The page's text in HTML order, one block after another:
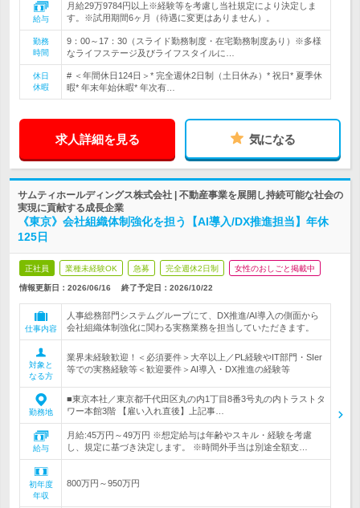
給与
月給29万9784円以上※経験等を考慮し当社規定により決定しま
す。※試用期間6ヶ月（待遇に変更はありません）。
勤務
時間
9：00～17：30（スライド勤務制度・在宅勤務制度あり）※多様
なライフステージ及びライフスタイルに…
休日
休暇
# ＜年間休日124日＞* 完全週休2日制（土日休み）* 祝日* 夏季休
暇* 年末年始休暇* 年次有…
求人詳細を見る 気になる
サムティホールディングス株式会社 | 不動産事業を展開し持続可能な社会の
実現に貢献する成長企業
《東京》会社組織体制強化を担う【AI導入/DX推進担当】年休
125日
正社員 業種未経験OK 急募 完全週休2日制 女性のおしごと掲載中
情報更新日：2026/06/16 終了予定日： 2026/10/22
仕事内容
人事総務部門システムグループにて、DX推進/AI導入の側面から
会社組織体制強化に関わる実務業務を担当していただきます。
対象と
なる方
業界未経験歓迎！＜必須要件＞大卒以上／PL経験やIT部門・SIer
等での実務経験等＜歓迎要件＞AI導入・DX推進の経験等
勤務地
■東京本社／東京都千代田区丸の内1丁目8番3号丸の内トラストタ
ワー本館3階 【雇い入れ直後】上記事…
給与
月給:45万円～49万円 ※想定給与は年齢やスキル・経験を考慮
し、規定に基づき決定します。 ※時間外手当は別途全額支…
初年度
年収
800万円～950万円